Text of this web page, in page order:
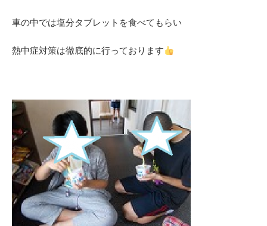
車の中では塩分タブレットを食べてもらい
熱中症対策は徹底的に行っております